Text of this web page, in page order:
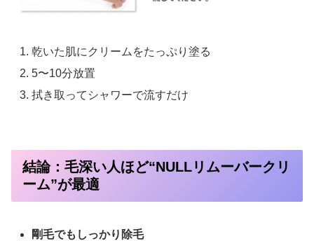
乾いた肌にクリームをたっぷり塗る
5〜10分放置
拭き取ってシャワーで流すだけ
結論：毛深い人ほど“NULLリムーバークリ
ーム”が最適
剛毛でもしっかり除毛